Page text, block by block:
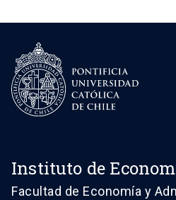
Instituto de
Facultad de Economía y